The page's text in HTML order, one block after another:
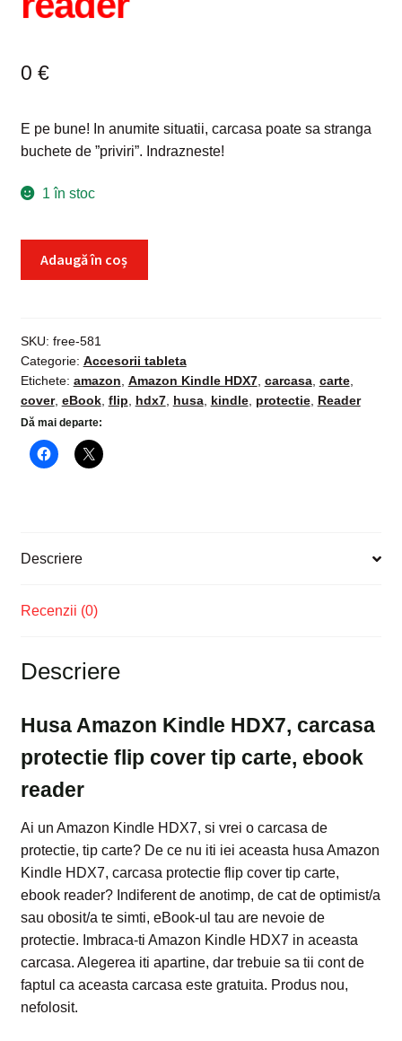
0 €
E pe bune! In anumite situatii, carcasa poate sa stranga
buchete de ”priviri”. Indrazneste!
1 în stoc
HDX7,
carcasa
protectie
flip
cover
tip
Adaugă în coș
SKU: free-581
Categorie: Accesorii tableta
Etichete: amazon Amazon Kindle HDX7, carcasa, carte,
cover, eBook, flip hdx7, husa, kindle, protectie, Reader
Dă mai departe:
Descriere
Recenzii (0)
Descriere
Husa Amazon Kindle HDX7, carcasa
protectie flip cover tip carte, ebook
reader
Ai un Amazon Kindle HDX7, si vrei o carcasa de
protectie, tip carte? De ce nu iti iei aceasta husa Amazon
Kindle HDX7, carcasa protectie flip cover tip carte,
ebook reader? Indiferent de anotimp, de cat de optimist/a
sau obosit/a te simti, eBook-ul tau are nevoie de
protectie. Imbraca-ti Amazon Kindle HDX7 in aceasta
carcasa. Alegerea iti apartine, dar trebuie sa tii cont de
faptul ca aceasta carcasa este gratuita. Produs nou,
nefolosit.